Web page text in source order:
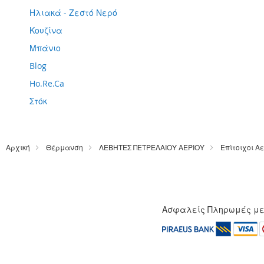
Ηλιακά - Ζεστό Νερό
Κουζίνα
Μπάνιο
Blog
Ho.Re.Ca
Στόκ
Αρχική Θέρμανση ΛΕΒΗΤΕΣ ΠΕΤΡΕΛΑΙΟΥ ΑΕΡΙΟΥ Επίτοιχοι
Ασφαλείς Πληρωμές με